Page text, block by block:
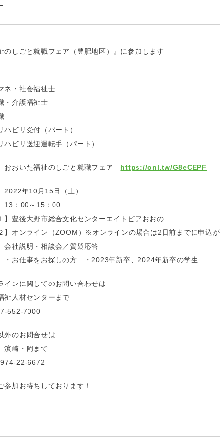
のしごと就職フェア（豊肥地区）』に参加します
ネ・社会福祉士
・介護福祉士
ビリ受付（パート）
ビリ送迎運転手（パート）
おおいた福祉のしごと就職フェア https://onl.tw/G8eCEPF
2022年10月15日（土）
13：00～15：00
】豊後大野市総合文化センターエイトピアおおの
】オンライン（ZOOM）※オンラインの場合は2日前までに申込
会社説明・相談会／質疑応答
・お仕事をお探しの方 ・2023年新卒、2024年新卒の学生
インに関してのお問い合わせは
祉人材センターまで
552-7000
外のお問合せは
崎・岡まで
22-6672
参加お待ちしております！